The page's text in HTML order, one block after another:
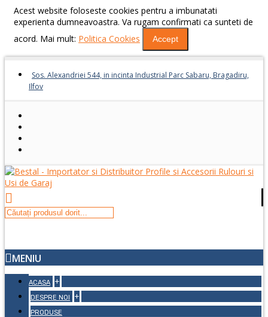
Acest website foloseste cookies pentru a imbunatati
experienta dumneavoastra. Va rugam confirmati ca sunteti de
acord. Mai mult: Politica Cookies Accept
Sos. Alexandriei 544, in incinta Industrial Parc Sabaru, Bragadiru,
Ilfov
MENIU
ACASA +
DESPRE NOI +
PRODUSE